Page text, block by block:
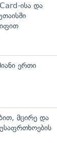
ისა და
ერთი
მცირე და